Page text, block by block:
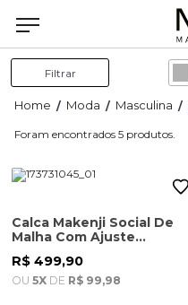
Filtrar
Moda Masculina
5
Calca Makenji Social De
Malha Com Ajuste
Masculina Caqui Claro
R$ 499,90
OU 5X DE R$ 99,98